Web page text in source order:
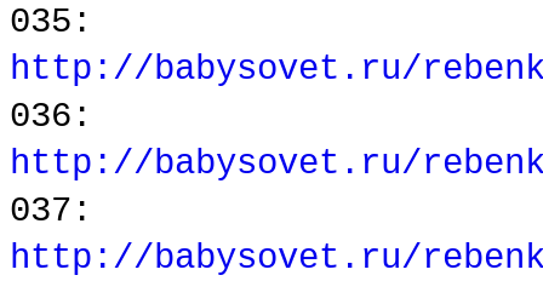
035:
http://babysovet.ru/
036:
http://babysovet.ru/
037:
http://babysovet.ru/